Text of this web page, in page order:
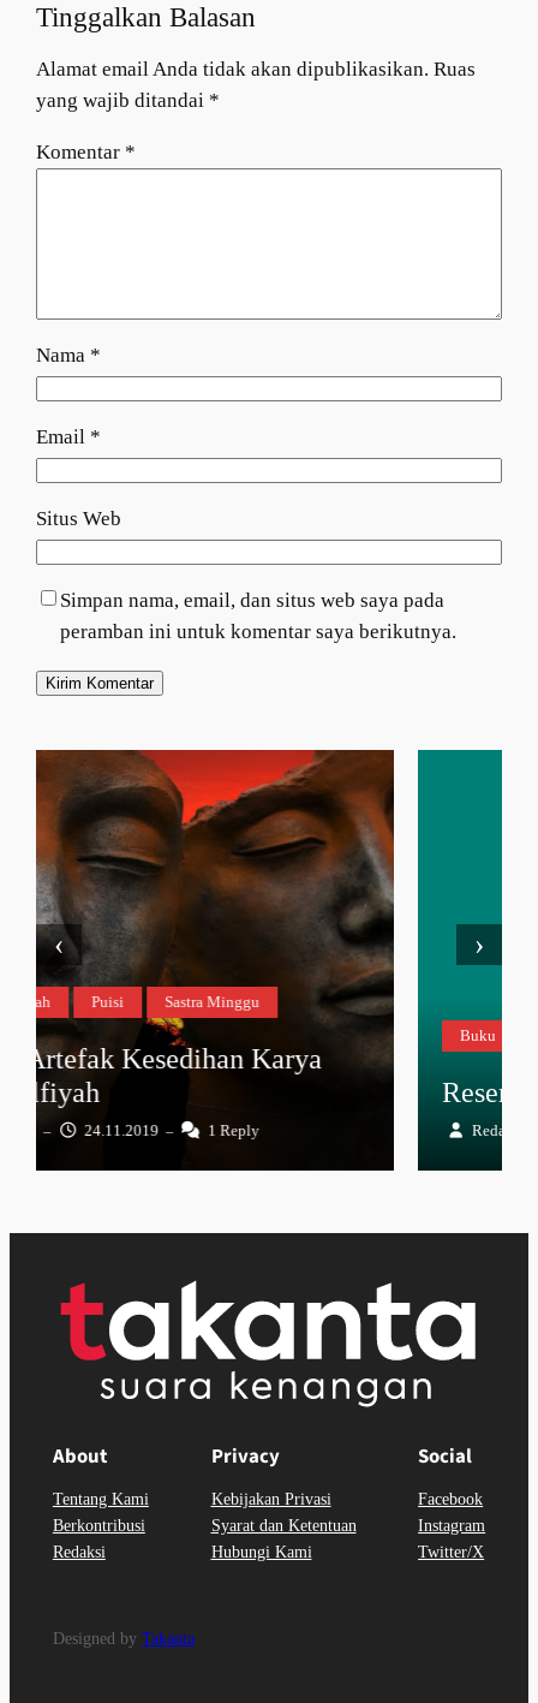
Tinggalkan Balasan
Alamat email Anda tidak akan dipublikasikan. Ruas
yang wajib ditandai *
Komentar *
Nama *
Email *
Situs Web
Simpan nama, email, dan situs web saya pada
peramban ini untuk komentar saya berikutnya.
Muhamad Bintang
Resensi: Hikayat Kadiroen
Redaksi – 13.07.2021
‹ ›
About
Tentang Kami
Berkontribusi
Redaksi
Privacy
Kebijakan Privasi
Syarat dan Ketentuan
Hubungi Kami
Social
Facebook
Instagram
Twitter/X
Designed by Takanta